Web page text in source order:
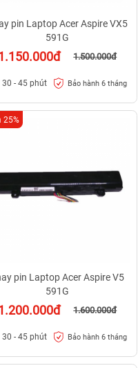
pin Laptop Acer Aspire VX5
591G
1.500.000đ
30 - 45 phút Bảo hành 6 tháng
pin Laptop Acer Aspire V5
591G
1.600.000đ
25%
30 - 45 phút Bảo hành 6 tháng